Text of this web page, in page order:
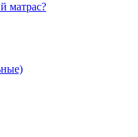
матрас?